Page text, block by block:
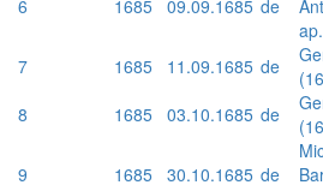
6 1685 09.09.1685 de
7 1685 11.09.1685 de
8
1685 03.10.1685 de
9 1685 30.10.1685 de